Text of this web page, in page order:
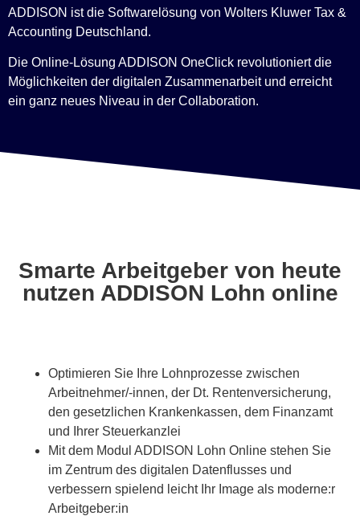
ADDISON ist die Softwarelösung von Wolters Kluwer Tax &
Accounting Deutschland.
Die Online-Lösung ADDISON OneClick revolutioniert die
Möglichkeiten der digitalen Zusammenarbeit und erreicht
ein ganz neues Niveau in der Collaboration.
Smarte Arbeitgeber von heute
nutzen ADDISON Lohn online
Optimieren Sie Ihre Lohnprozesse zwischen
Arbeitnehmer/-innen, der Dt. Rentenversicherung,
den gesetzlichen Krankenkassen, dem Finanzamt
und Ihrer Steuerkanzlei
Mit dem Modul ADDISON Lohn Online stehen Sie
im Zentrum des digitalen Datenflusses und
verbessern spielend leicht Ihr Image als moderne:r
Arbeitgeber:in